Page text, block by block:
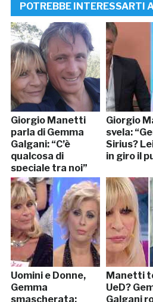
POTREBBE INTERESSARTI
Giorgio Manetti
parla di Gemma
Galgani: “C’è
qualcosa di
speciale tra noi”
Giorgio
svela:
Sirius?
in giro il
Uomini e Donne,
Gemma
smascherata:
Manetti
UeD?
Galgani